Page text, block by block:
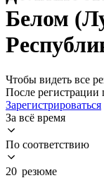
Белом
Чтобы видеть все
После
Зарегистрироваться
За всё время
По соответствию
20 резюме